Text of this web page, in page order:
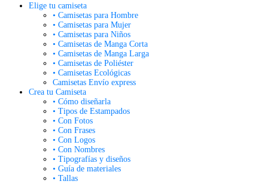
Elige tu camiseta
• Camisetas para Hombre
• Camisetas para Mujer
• Camisetas para Niños
• Camisetas de Manga Corta
• Camisetas de Manga Larga
• Camisetas de Poliéster
• Camisetas Ecológicas
Camisetas Envío express
Crea tu Camiseta
• Cómo diseñarla
• Tipos de Estampados
• Con Fotos
• Con Frases
• Con Logos
• Con Nombres
• Tipografías y diseños
• Guía de materiales
• Tallas